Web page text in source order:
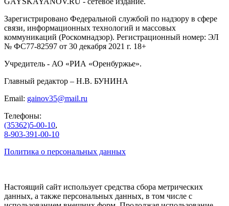
Зарегистрировано Федеральной службой по надзору в сфере
связи, информационных технологий и массовых
коммуникаций (Роскомнадзор). Регистрационный номер: ЭЛ
№ ФС77-82597 от 30 декабря 2021 г. 18+
Учредитель - АО «РИА «Оренбуржье».
Главный редактор – Н.В. БУНИНА
Email: gainov35@mail.ru
Телефоны:
(35362)5-00-10,
8-903-391-00-10
Политика о персональных данных
Настоящий сайт использует средства сбора метрических
данных, а также персональных данных, в том числе с